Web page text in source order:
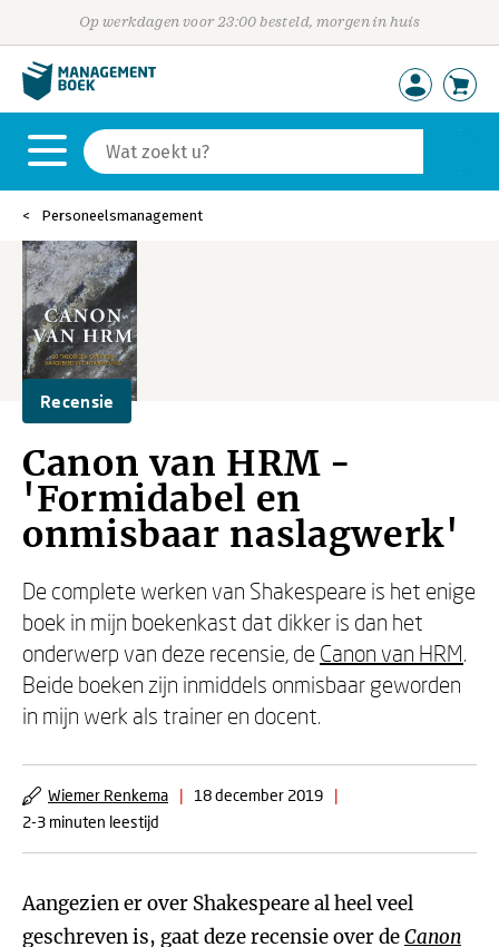
Op werkdagen voor 23:00 besteld, morgen in huis
Personeelsmanagement
Recensie
Canon van HRM -
'Formidabel en
onmisbaar naslagwerk'
De complete werken van Shakespeare is het enige
boek in mijn boekenkast dat dikker is dan het
onderwerp van deze recensie, de Canon van HRM.
Beide boeken zijn inmiddels onmisbaar geworden
in mijn werk als trainer en docent.
Wiemer Renkema | 18 december 2019
|
2-3 minuten leestijd
Aangezien er over Shakespeare al heel veel
geschreven is, gaat deze recensie over deCanon